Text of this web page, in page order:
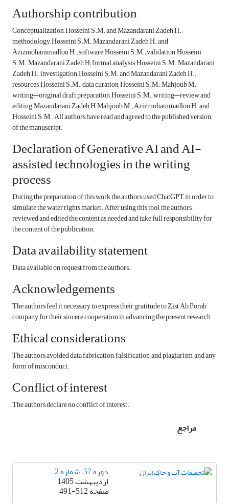
Authorship contribution
Conceptualization, Hosseini S.M. and Mazandarani Zadeh H.;
methodology, Hosseini S.M., Mazandarani Zadeh H. and
Azizmohammadlou H.; software, Hosseini S.M.; validation, Hosseini
S.M., Mazandarani Zadeh H; formal analysis, Hosseini S.M., Mazandarani
Zadeh H.; investigation, Hosseini S.M. and Mazandarani Zadeh H.;
resources, Hosseini S.M.; data curation, Hosseini S.M., Mahjoub M.;
writing—original draft preparation, Hosseini S.M.; writing—review and
editing, Mazandarani Zadeh H, Mahjoub M.; Azizmohammadlou H. and
Hosseini S.M;. All authors have read and agreed to the published version
of the manuscript.
Declaration of Generative AI and AI-
assisted technologies in the writing
process
During the preparation of this work the authors used ChatGPT in order to
simulate the water rights market. After using this tool, the authors
reviewed and edited the content as needed and take full responsibility for
the content of the publication.
Data availability statement
Data available on request from the authors.
Acknowledgements
The authors feel it necessary to express their gratitude to Zist Ab Porab
company for their sincere cooperation in advancing the present research.
Ethical considerations
The authors avoided data fabrication, falsification, and plagiarism, and any
form of misconduct.
Conflict of interest
The authors declare no conflict of interest.
مراجع
دوره 57، شماره 2
اردیبهشت 1405
صفحه491-512